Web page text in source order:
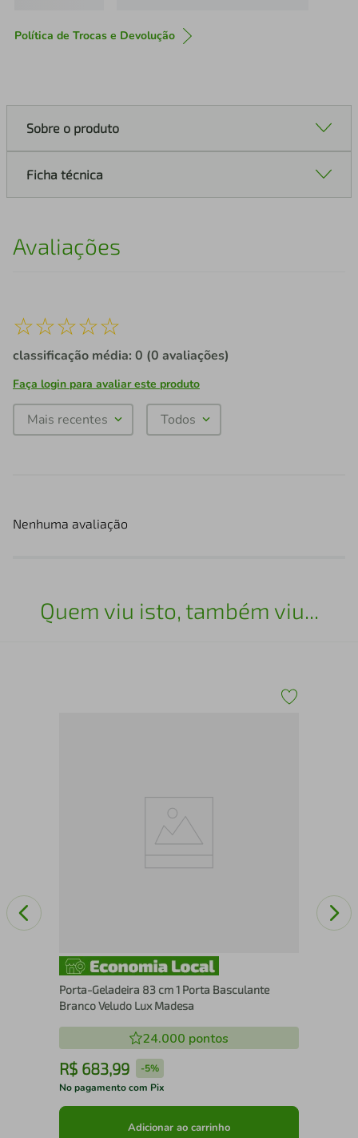
Política de Trocas e Devolução
Sobre o produto
Ficha técnica
Avaliações
☆☆☆☆☆
classificação média: 0 (0 avaliações)
Faça login para avaliar este produto
Mais recentes Todos
Nenhuma avaliação
Quem viu isto, também viu...
Porta-Geladeira 83 cm 1 Porta Basculante
Branco Veludo Lux Madesa
24.000 pontos
R$ 683,99 -5%
No pagamento com Pix
Adicionar ao carrinho